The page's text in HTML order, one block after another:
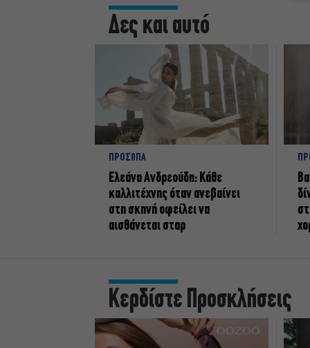
Δες και αυτό
ΠΡΟΣΩΠΑ
Ελεάνα Ανδρεούδη: Κάθε
καλλιτέχνης όταν ανεβαίνει
στη σκηνή οφείλει να
αισθάνεται σταρ
Κερδίστε Προσκλήσεις